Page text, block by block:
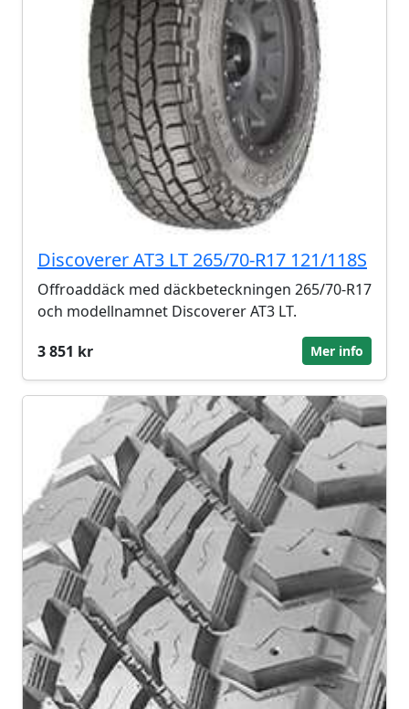
Discoverer AT3 LT 265/70-R17 121/118S
Offroaddäck med däckbeteckningen 265/70-R17
och modellnamnet Discoverer AT3 LT.
3 851 kr
Mer info